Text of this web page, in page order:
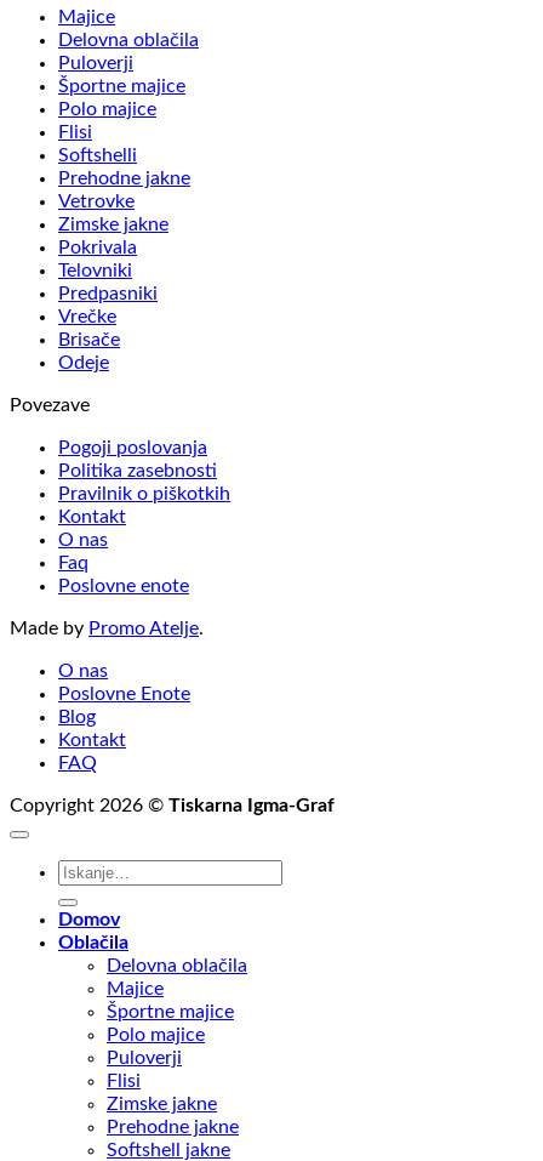
Majice
Delovna oblačila
Puloverji
Športne majice
Polo majice
Flisi
Softshelli
Prehodne jakne
Vetrovke
Zimske jakne
Pokrivala
Telovniki
Predpasniki
Vrečke
Brisače
Odeje
Povezave
Pogoji poslovanja
Politika zasebnosti
Pravilnik o piškotkih
Kontakt
O nas
Faq
Poslovne enote
Made by Promo Atelje.
O nas
Poslovne Enote
Blog
Kontakt
FAQ
Copyright 2026 © Tiskarna Igma-Graf
Išči:
Domov
Oblačila
Delovna oblačila
Majice
Športne majice
Polo majice
Puloverji
Flisi
Zimske jakne
Prehodne jakne
Softshell jakne